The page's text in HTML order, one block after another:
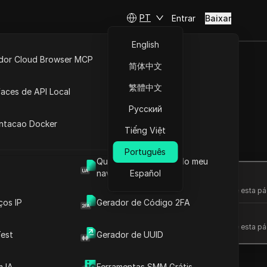
Qual é o User Agent do meu
navegador
IP Gerador de Código 2FA
Gerador de UUID
Cloud Browser MCP
de API Local
Docker
PT
English
简体中文
繁體中文
Русский
Tiếng Việt
Português
Español
Entrar Baixar
facilidade
Fazer perguntas
Fazer perguntas sobre esta
Fazer perguntas sobre esta